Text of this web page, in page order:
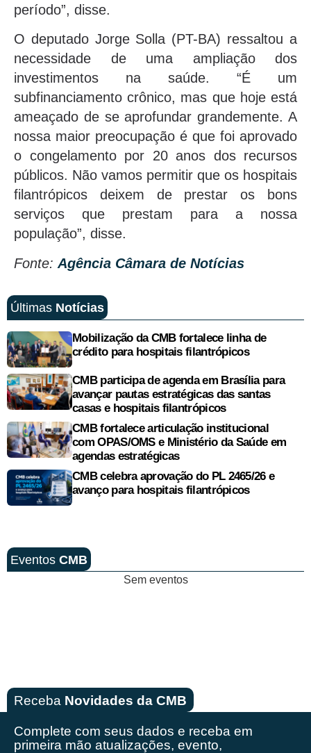
período”, disse.
O deputado Jorge Solla (PT-BA) ressaltou a
necessidade de uma ampliação dos
investimentos na saúde. “É um
subfinanciamento crônico, mas que hoje está
ameaçado de se aprofundar grandemente. A
nossa maior preocupação é que foi aprovado
o congelamento por 20 anos dos recursos
públicos. Não vamos permitir que os hospitais
filantrópicos deixem de prestar os bons
serviços que prestam para a nossa
população”, disse.
Fonte: Agência Câmara de Notícias
Últimas Notícias
Mobilização da CMB fortalece linha de
crédito para hospitais filantrópicos
CMB participa de agenda em Brasília para
avançar pautas estratégicas das santas
casas e hospitais filantrópicos
CMB fortalece articulação institucional
com OPAS/OMS e Ministério da Saúde em
agendas estratégicas
CMB celebra aprovação do PL 2465/26 e
avanço para hospitais filantrópicos
Eventos CMB
Sem eventos
Receba Novidades da CMB
Complete com seus dados e receba em
primeira mão atualizações, evento,